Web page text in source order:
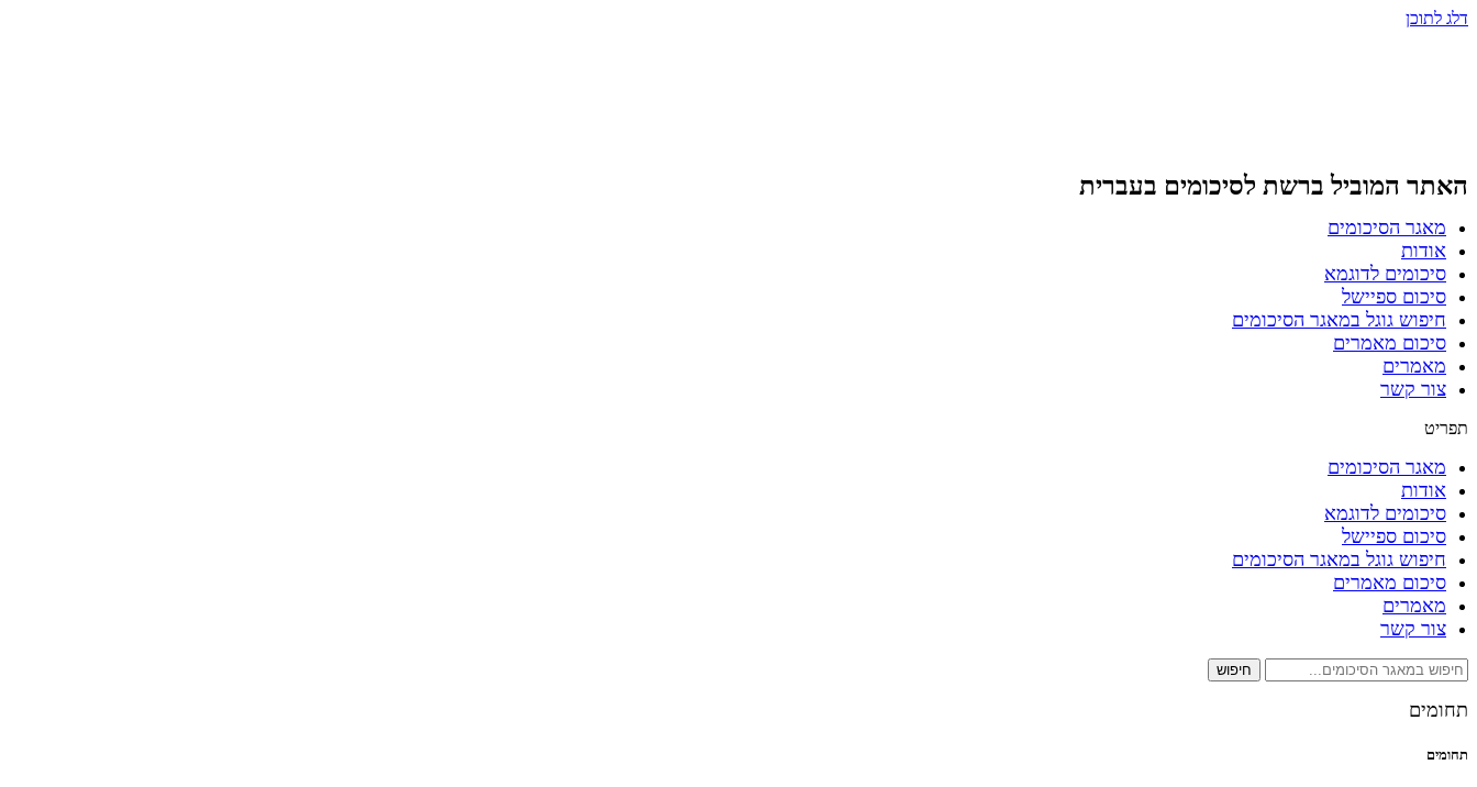
דלג לתוכן
האתר המוביל ברשת לסיכומים בעברית
מאגר הסיכומים
אודות
סיכומים לדוגמא
סיכום ספיישל
חיפוש גוגל במאגר הסיכומים
סיכום מאמרים
מאמרים
צור קשר
תפריט
מאגר הסיכומים
אודות
סיכומים לדוגמא
סיכום ספיישל
חיפוש גוגל במאגר הסיכומים
סיכום מאמרים
מאמרים
צור קשר
חיפוש
תחומים
תחומים